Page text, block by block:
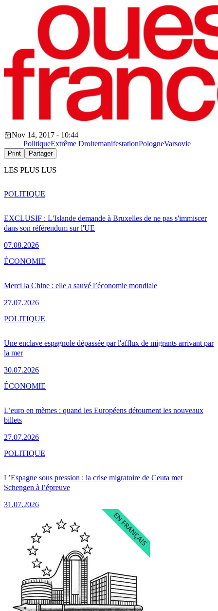
Nov 14, 2017 - 10:44
PolitiqueExtrême DroitemanifestationPologneVarsovie
Print Partager
LES PLUS LUS
EXCLUSIF : L'Islande demande à Bruxelles de ne pas s'immiscer
dans son référendum sur l'UE
07.08.2026
POLITIQUE
Merci la Chine : elle a sauvé l’économie mondiale
27.07.2026
ÉCONOMIE
Une enclave espagnole dépassée par l'afflux de migrants arrivant par
la mer
30.07.2026
POLITIQUE
L’euro en mèmes : quand les Européens détournent les nouveaux
billets
27.07.2026
ÉCONOMIE
L’Espagne sous pression : la crise migratoire de Ceuta met
Schengen à l’épreuve
31.07.2026
POLITIQUE